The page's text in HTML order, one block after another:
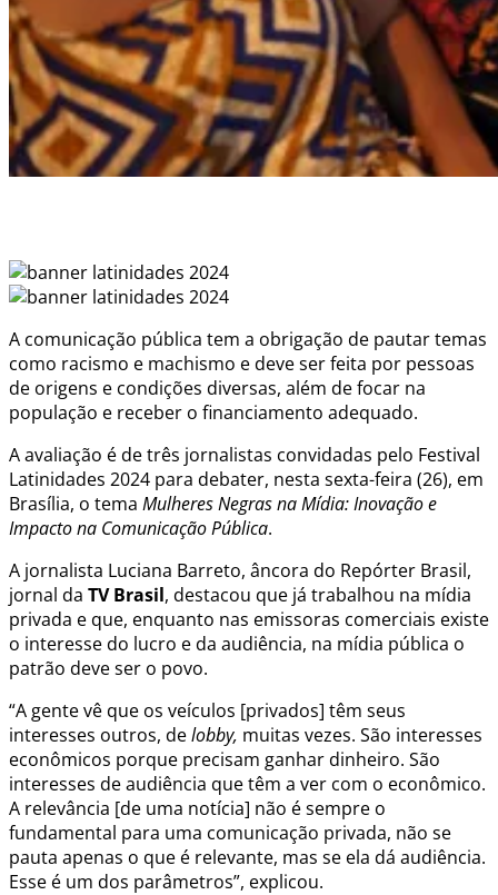
A comunicação pública tem a obrigação de pautar temas
como racismo e machismo e deve ser feita por pessoas
de origens e condições diversas, além de focar na
população e receber o financiamento adequado.
A avaliação é de três jornalistas convidadas pelo Festival
Latinidades 2024 para debater, nesta sexta-feira (26), em
Brasília, o tema Mulheres Negras na Mídia: Inovação e
Impacto na Comunicação Pública.
A jornalista Luciana Barreto, âncora do Repórter Brasil,
jornal da TV Brasil, destacou que já trabalhou na mídia
privada e que, enquanto nas emissoras comerciais existe
o interesse do lucro e da audiência, na mídia pública o
patrão deve ser o povo.
“A gente vê que os veículos [privados] têm seus
interesses outros, delobby, muitas vezes. São interesses
econômicos porque precisam ganhar dinheiro. São
interesses de audiência que têm a ver com o econômico.
A relevância [de uma notícia] não é sempre o
fundamental para uma comunicação privada, não se
pauta apenas o que é relevante, mas se ela dá audiência.
Esse é um dos parâmetros”, explicou.